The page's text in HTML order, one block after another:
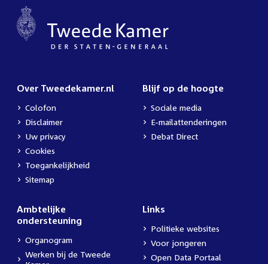
Over Tweedekamer.nl
Colofon
Disclaimer
Uw privacy
Cookies
Toegankelijkheid
Sitemap
Blijf op de hoogte
Sociale media
E-mailattenderingen
Debat Direct
Ambtelijke
ondersteuning
Organogram
Werken bij de Tweede
Links
Politieke websites
Voor jongeren
Open Data Portaal